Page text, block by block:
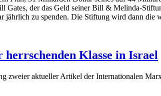
Gates, der das Geld seiner Bill & Melinda-
zu spenden. Die Stiftung wird dann die
Klasse in Israel
zweier aktueller Artikel der Internationalen